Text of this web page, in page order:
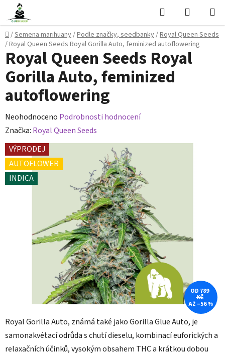
Přejít
obsah
Hledat
KOŠÍK
Domů
/Semena marihuany/Podle značky, seedbanky/Royal Queen Seeds
/Royal Queen Seeds Royal Gorilla Auto, feminized autoflowering
Royal Gorilla Auto, známá také jako Gorilla Glue Auto, je
samonakvétací odrůda s chutí dieselu, kombinací euforických a
relaxačních účinků, vysokým obsahem THC a krátkou dobou
Royal Queen Seeds Royal
Gorilla Auto, feminized
autoflowering
Průměrné
hodnocení
produktu
je
0,0
z
Neohodnoceno Podrobnosti hodnocení
Značka: Royal Queen Seeds
VÝPRODEJ
AUTOFLOWER
INDICA
OD 789
KČ
AŽ –56 %